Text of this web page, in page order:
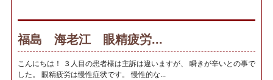
福島 海老江 眼精疲労...
こんにちは！ ３人目の患者様は主訴は違いますが、 瞬きが辛いとの事で
した。 眼精疲労は慢性症状です。 慢性的な...